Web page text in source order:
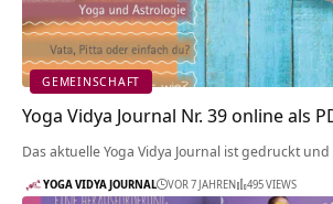
GEMEINSCHAFT
Yoga Vidya Journal Nr. 39 online als
Das aktuelle Yoga Vidya Journal ist gedruckt
YOGA VIDYA JOURNAL VOR 7 JAHREN 495 VIEWS